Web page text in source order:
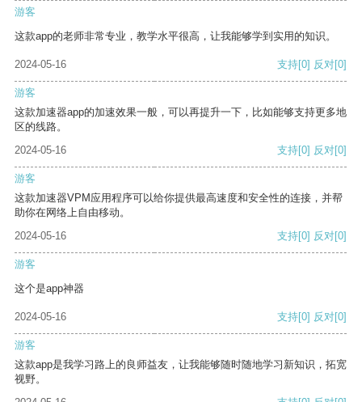
游客
这款app的老师非常专业，教学水平很高，让我能够学到实用的知识。
2024-05-16 支持[0] 反对[0]
游客
这款加速器app的加速效果一般，可以再提升一下，比如能够支持更多地
区的线路。
2024-05-16
支持[0] 反对[0]
游客
这款加速器VPM应用程序可以给你提供最高速度和安全性的连接，并帮
助你在网络上自由移动。
2024-05-16
支持[0] 反对[0]
游客
这个是app神器
2024-05-16 支持[0] 反对[0]
游客
这款app是我学习路上的良师益友，让我能够随时随地学习新知识，拓宽
视野。